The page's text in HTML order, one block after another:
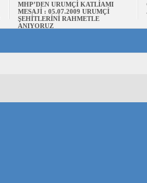
MHP’DEN URUMÇİ KATLİAMI
MESAJİ : 05.07.2009 URUMÇİ
ŞEHİTLERİNİ RAHMETLE
ANIYORUZ